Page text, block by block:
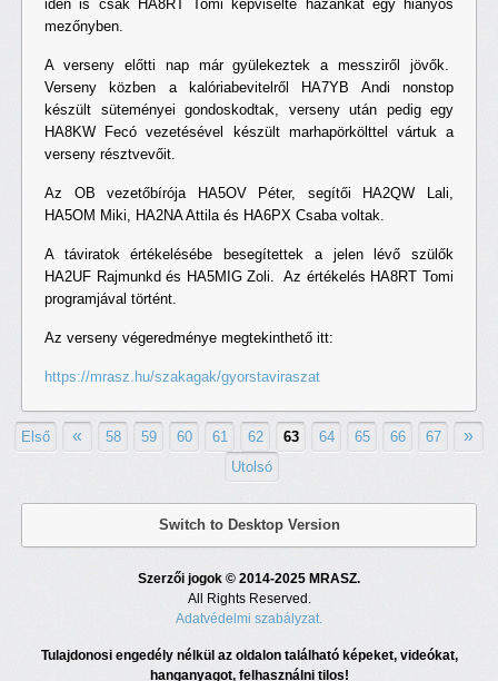
idén is csak HA8RT Tomi képviselte hazánkat egy hiányos
mezőnyben.
A verseny előtti nap már gyülekeztek a messziről jövők.
Verseny közben a kalóriabevitelről HA7YB Andi nonstop
készült süteményei gondoskodtak, verseny után pedig egy
HA8KW Fecó vezetésével készült marhapörkölttel vártuk a
verseny résztvevőit.
Az OB vezetőbírója HA5OV Péter, segítői HA2QW Lali,
HA5OM Miki, HA2NA Attila és HA6PX Csaba voltak.
A táviratok értékelésébe besegítettek a jelen lévő szülők
HA2UF Rajmunkd és HA5MIG Zoli. Az értékelés HA8RT Tomi
programjával történt.
Az verseny végeredménye megtekinthető itt:
https://mrasz.hu/szakagak/gyorstaviraszat
Első « 58 59 60 61 62 63 64 65 66 67 »
Utolsó
Switch to Desktop Version
Szerzői jogok © 2014-2025 MRASZ.
All Rights Reserved.
Adatvédelmi szabályzat.
Tulajdonosi engedély nélkül az oldalon található képeket, videókat,
hanganyagot, felhasználni tilos!